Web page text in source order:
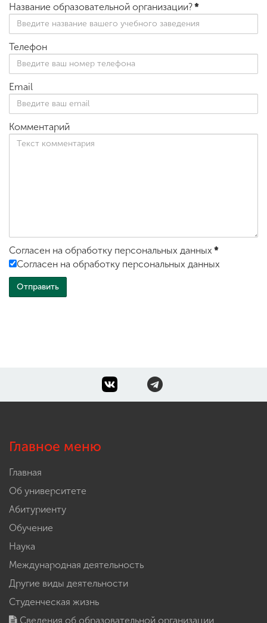
Название образовательной организации?*
Телефон
Email
Комментарий
Согласен на обработку персональных данных *
Согласен на обработку персональных данных
Главное меню
Главная
Об университете
Абитуриенту
Обучение
Наука
Международная деятельность
Другие виды деятельности
Студенческая жизнь
Сведения об образовательной организации